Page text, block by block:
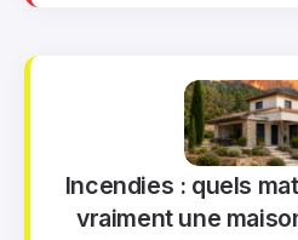
Incendies : quels
vraiment une